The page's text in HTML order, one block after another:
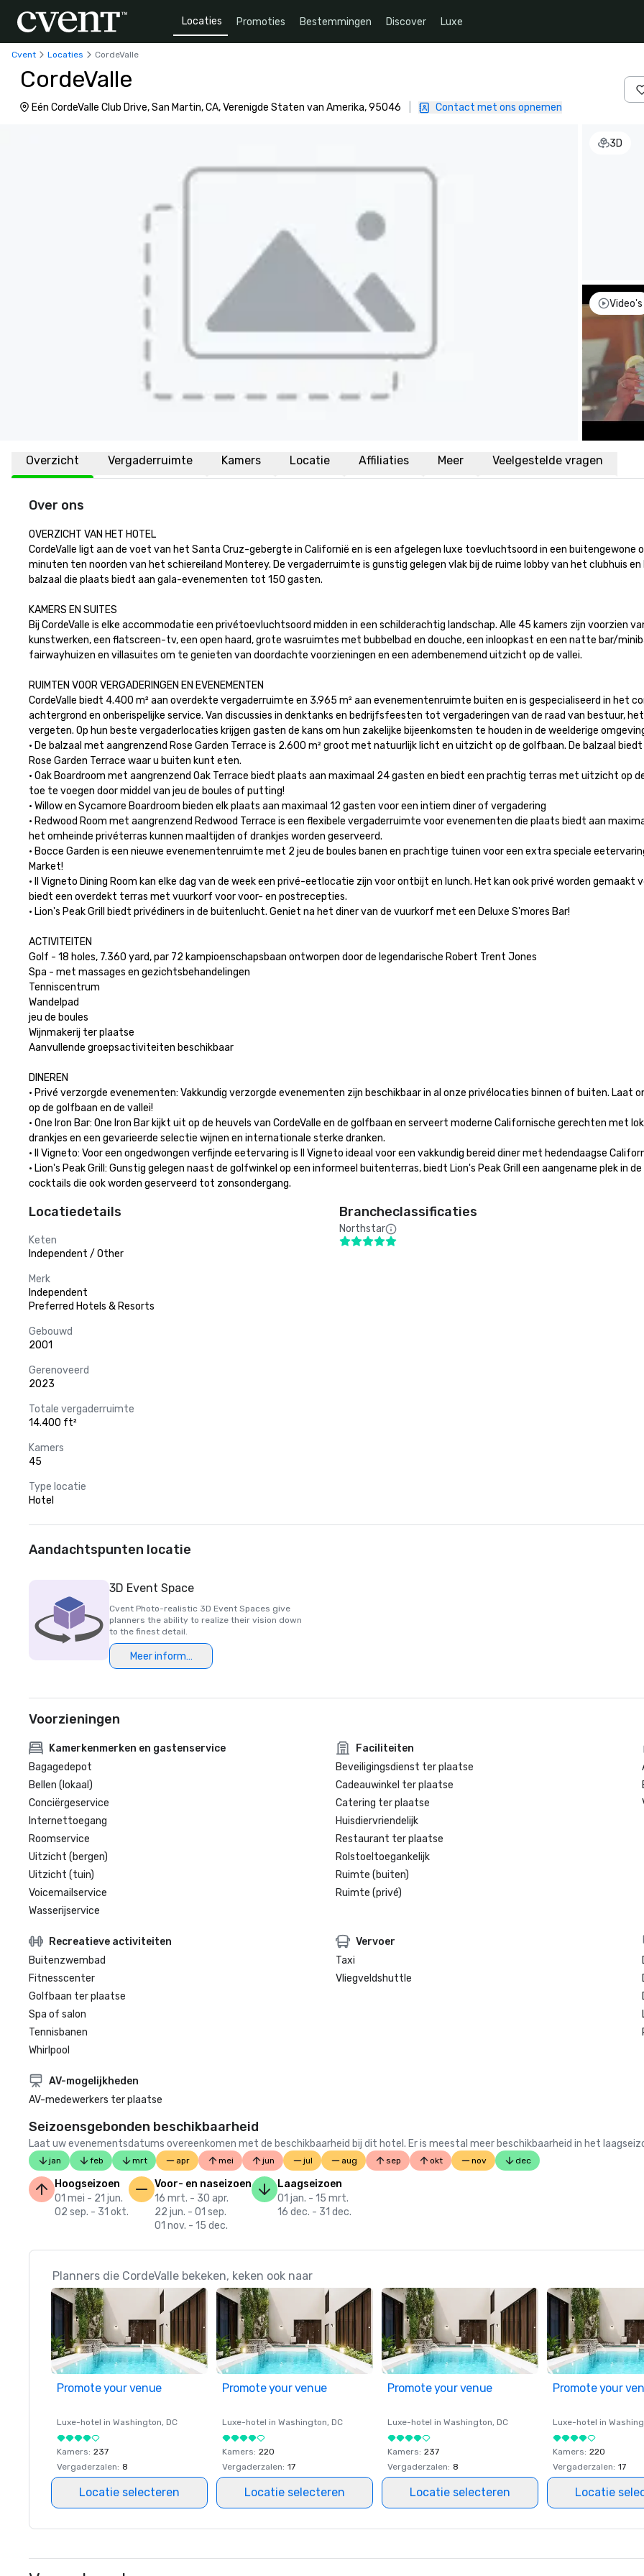
Locaties Promoties Bestemmingen Discover Luxe
Cvent Locaties CordeValle
CordeValle
Eén CordeValle Club Drive, San Martin, CA, Verenigde Staten van Amerika, 95046 Contact met ons opnemen
3D
Video's
Overzicht Vergaderruimte Kamers Locatie Affiliaties Meer Veelgestelde vragen
Over ons
OVERZICHT VAN HET HOTEL
CordeValle ligt aan de voet van het Santa Cruz-gebergte in Californië en is een afgelegen luxe toevluchtsoord in een
minuten ten noorden van het schiereiland Monterey. De vergaderruimte is gunstig gelegen vlak bij de ruime lobby van het clubhuis
balzaal die plaats biedt aan gala-evenementen tot 150 gasten.
KAMERS EN SUITES
Bij CordeValle is elke accommodatie een privétoevluchtsoord midden in een schilderachtig landschap. Alle 45 kamers zijn voorzien
kunstwerken, een flatscreen-tv, een open haard, grote wasruimtes met bubbelbad en douche, een inloopkast en een natte bar/
fairwayhuizen en villasuites om te genieten van doordachte voorzieningen en een adembenemend uitzicht op de vallei.
RUIMTEN VOOR VERGADERINGEN EN EVENEMENTEN
CordeValle biedt 4.400 m² aan overdekte vergaderruimte en 3.965 m² aan evenementenruimte buiten en is gespecialiseerd in het
achtergrond en onberispelijke service. Van discussies in denktanks en bedrijfsfeesten tot vergaderingen van de raad van bestuur,
vergeten. Op hun beste vergaderlocaties krijgen gasten de kans om hun zakelijke bijeenkomsten te houden in de weelderige
• De balzaal met aangrenzend Rose Garden Terrace is 2.600 m² groot met natuurlijk licht en uitzicht op de golfbaan. De balzaal
Rose Garden Terrace waar u buiten kunt eten.
• Oak Boardroom met aangrenzend Oak Terrace biedt plaats aan maximaal 24 gasten en biedt een prachtig terras met uitzicht op
toe te voegen door middel van jeu de boules of putting!
• Willow en Sycamore Boardroom bieden elk plaats aan maximaal 12 gasten voor een intiem diner of vergadering
• Redwood Room met aangrenzend Redwood Terrace is een flexibele vergaderruimte voor evenementen die plaats biedt aan
het omheinde privéterras kunnen maaltijden of drankjes worden geserveerd.
• Bocce Garden is een nieuwe evenementenruimte met 2 jeu de boules banen en prachtige tuinen voor een extra speciale
Market!
• Il Vigneto Dining Room kan elke dag van de week een privé-eetlocatie zijn voor ontbijt en lunch. Het kan ook privé worden
biedt een overdekt terras met vuurkorf voor voor- en postrecepties.
• Lion's Peak Grill biedt privédiners in de buitenlucht. Geniet na het diner van de vuurkorf met een Deluxe S'mores Bar!
ACTIVITEITEN
Golf - 18 holes, 7.360 yard, par 72 kampioenschapsbaan ontworpen door de legendarische Robert Trent Jones
Spa - met massages en gezichtsbehandelingen
Tenniscentrum
Wandelpad
jeu de boules
Wijnmakerij ter plaatse
Aanvullende groepsactiviteiten beschikbaar
DINEREN
• Privé verzorgde evenementen: Vakkundig verzorgde evenementen zijn beschikbaar in al onze privélocaties binnen of buiten.
op de golfbaan en de vallei!
• One Iron Bar: One Iron Bar kijkt uit op de heuvels van CordeValle en de golfbaan en serveert moderne Californische gerechten met
drankjes en een gevarieerde selectie wijnen en internationale sterke dranken.
• Il Vigneto: Voor een ongedwongen verfijnde eetervaring is Il Vigneto ideaal voor een vakkundig bereid diner met hedendaagse
• Lion's Peak Grill: Gunstig gelegen naast de golfwinkel op een informeel buitenterras, biedt Lion's Peak Grill een aangename plek in
cocktails die ook worden geserveerd tot zonsondergang.
Locatiedetails
Keten
Independent / Other
Merk
Independent
Preferred Hotels & Resorts
Gebouwd
2001
Gerenoveerd
2023
Totale vergaderruimte
14.400 ft²
Kamers
45
Type locatie
Hotel
Brancheclassificaties
Northstar
Aandachtspunten locatie
3D Event Space
Cvent Photo-realistic 3D Event Spaces give
planners the ability to realize their vision down
to the finest detail.
Meer informatie
Voorzieningen
Kamerkenmerken en gastenservice
Bagagedepot
Bellen (lokaal)
Conciërgeservice
Internettoegang
Roomservice
Uitzicht (bergen)
Uitzicht (tuin)
Voicemailservice
Wasserijservice
Faciliteiten
Beveiligingsdienst ter plaatse
Cadeauwinkel ter plaatse
Catering ter plaatse
Huisdiervriendelijk
Restaurant ter plaatse
Rolstoeltoegankelijk
Ruimte (buiten)
Ruimte (privé)
Recreatieve activiteiten
Buitenzwembad
Fitnesscenter
Golfbaan ter plaatse
Spa of salon
Tennisbanen
Whirlpool
Vervoer
Taxi
Vliegveldshuttle
AV-mogelijkheden
AV-medewerkers ter plaatse
Seizoensgebonden beschikbaarheid
Laat uw evenementsdatums overeenkomen met de beschikbaarheid bij dit hotel. Er is meestal meer beschikbaarheid in het
jan feb mrt apr mei jun jul aug sep okt nov dec
Hoogseizoen
01 mei - 21 jun.
02 sep. - 31 okt.
Voor- en naseizoen
16 mrt. - 30 apr.
22 jun. - 01 sep.
01 nov. - 15 dec.
Laagseizoen
01 jan. - 15 mrt.
16 dec. - 31 dec.
Planners die CordeValle bekeken, keken ook naar
Promote your venue
Luxe-hotel in Washington, DC
Kamers: 237
Vergaderzalen: 8
Locatie selecteren
Promote your venue
Luxe-hotel in Washington, DC
Kamers: 220
Vergaderzalen: 17
Locatie selecteren
Promote your venue
Luxe-hotel in Washington, DC
Kamers: 237
Vergaderzalen: 8
Locatie selecteren
Promote your
Luxe-hotel in
Kamers: 220
Vergaderzalen: 17
Locatie